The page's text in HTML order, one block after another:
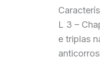
L 3 –
e triplas